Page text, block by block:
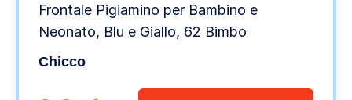
Frontale Pigiamino per Bambino e
Neonato, Blu e Giallo, 62 Bimbo
Chicco